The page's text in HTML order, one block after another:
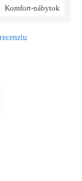
Komfort-nábytok